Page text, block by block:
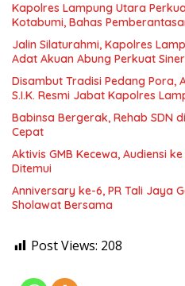
Kapolres Lampung Utara
Kotabumi, Bahas
Jalin Silaturahmi, Kapolres
Adat Akuan Abung Perkuat
Disambut Tradisi Pedang Pora,
S.I.K. Resmi Jabat Kapolres
Babinsa Bergerak, Rehab SDN
Cepat
Aktivis GMB Kecewa, Audiensi
Ditemui
Anniversary ke-6, PR Tali Jaya
Sholawat Bersama
Post Views: 208